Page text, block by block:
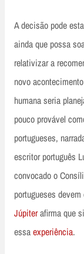
A decisão pode
ainda que possa
relativizar a
novo
humana seria
pouco provável
portugueses,
escritor português
convocado o
portugueses
Júpiterafirma que
essaexperiência.